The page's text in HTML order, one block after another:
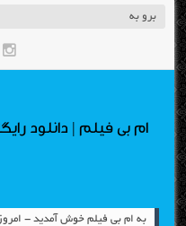
ام بی فیلم | دانلود
به ام بی فیلم خوش آمدید - امروز : جمعه ۱۶